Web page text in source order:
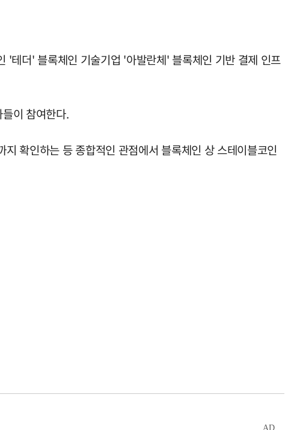
'테더' 블록체인 기술기업 '아발란체' 블록체인 기반 결제 인프
이 참여한다.
확인하는 등 종합적인 관점에서 블록체인 상 스테이블코인